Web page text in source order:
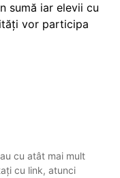
sumă iar elevii cu
vor participa
cu atât mai mult
cu link, atunci